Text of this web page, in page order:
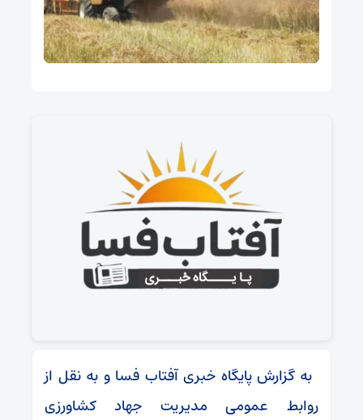
به گزارش پایگاه خبری آفتاب فسا و به نقل از
روابط عمومی مدیریت جهاد کشاورزی